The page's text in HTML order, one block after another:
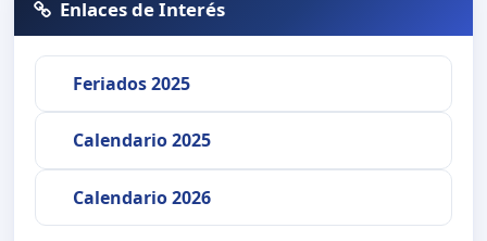
Enlaces de Interés
Feriados 2025
Calendario 2025
Calendario 2026